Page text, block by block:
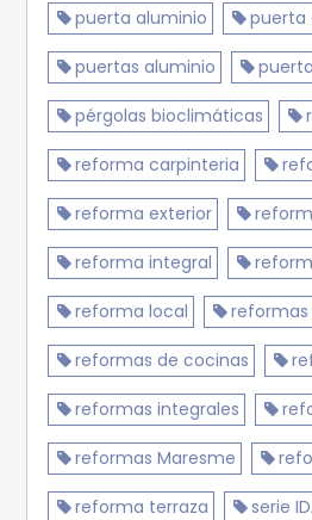
puerta aluminio puerta
puertas aluminio
pérgolas bioclimáticas
reforma carpinteria
reforma exterior
reforma integral
reforma local reformas
reformas de cocinas
reformas integrales
reformas Maresme
reforma terraza serie